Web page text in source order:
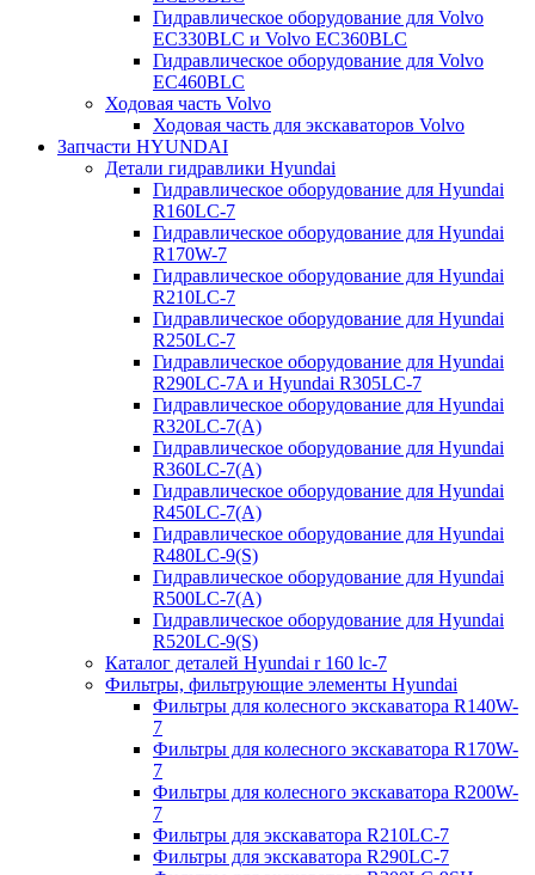
Гидравлическое оборудование для Volvo
EC330BLC и Volvo EC360BLC
Гидравлическое оборудование для Volvo
EC460BLC
Ходовая часть Volvo
Ходовая часть для экскаваторов Volvo
Запчасти HYUNDAI
Детали гидравлики Hyundai
Гидравлическое оборудование для Hyundai
R160LC-7
Гидравлическое оборудование для Hyundai
R170W-7
Гидравлическое оборудование для Hyundai
R210LC-7
Гидравлическое оборудование для Hyundai
R250LC-7
Гидравлическое оборудование для Hyundai
R290LC-7A и Hyundai R305LC-7
Гидравлическое оборудование для Hyundai
R320LC-7(A)
Гидравлическое оборудование для Hyundai
R360LC-7(A)
Гидравлическое оборудование для Hyundai
R450LC-7(A)
Гидравлическое оборудование для Hyundai
R480LC-9(S)
Гидравлическое оборудование для Hyundai
R500LC-7(A)
Гидравлическое оборудование для Hyundai
R520LC-9(S)
Каталог деталей Hyundai r 160 lc-7
Фильтры, фильтрующие элементы Hyundai
Фильтры для колесного экскаватора R140W-
7
Фильтры для колесного экскаватора R170W-
7
Фильтры для колесного экскаватора R200W-
7
Фильтры для экскаватора R210LC-7
Фильтры для экскаватора R290LC-7